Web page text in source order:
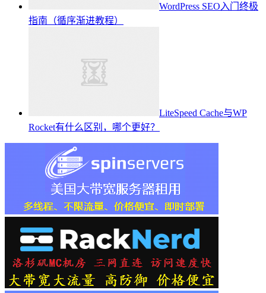
WordPress SEO入门终极
指南（循序渐进教程）
LiteSpeed Cache与WP
Rocket有什么区别，哪个更好？